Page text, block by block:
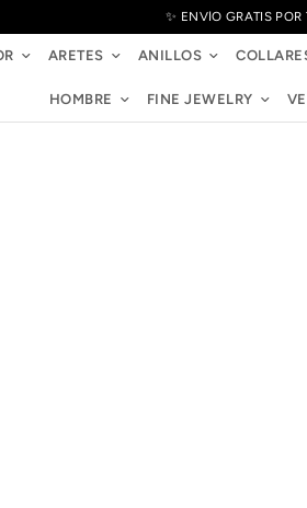
✨ ENVÍO GRATIS POR
ARETES ANILLOS
HOMBRE FINE JEWELRY